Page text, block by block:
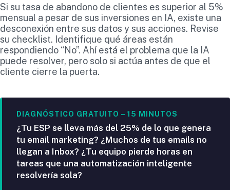
Si su tasa de abandono de clientes es superior al 5%
mensual a pesar de sus inversiones en IA, existe una
desconexión entre sus datos y sus acciones. Revise
su checklist. Identifique qué áreas están
respondiendo “No”. Ahí está el problema que la IA
puede resolver, pero solo si actúa antes de que el
cliente cierre la puerta.
DIAGNÓSTICO GRATUITO – 15 MINUTOS
¿Tu ESP se lleva más del 25% de lo que genera
tu email marketing? ¿Muchos de tus emails no
llegan a Inbox? ¿Tu equipo pierde horas en
tareas que una automatización inteligente
resolvería sola?